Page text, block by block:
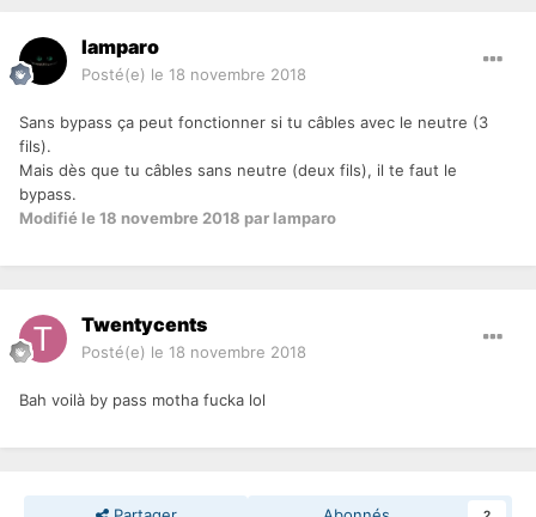
lamparo
Posté(e) le 18 novembre 2018
Sans bypass ça peut fonctionner si tu câbles avec le neutre (3
fils).
Mais dès que tu câbles sans neutre (deux fils), il te faut le
bypass.
Modifié le 18 novembre 2018 par lamparo
Twentycents
Posté(e) le 18 novembre 2018
Bah voilà by pass motha fucka lol